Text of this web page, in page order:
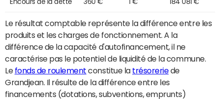
Le résultat comptable représente la différence entre les
produits et les charges de fonctionnement. A la
différence de la capacité d'autofinancement, il ne
caractérise pas le potentiel de liquidité de la commune.
Le fonds de roulement constitue la trésoreriede
Grandjean. Il résulte de la différence entre les
financements (dotations, subventions, emprunts)